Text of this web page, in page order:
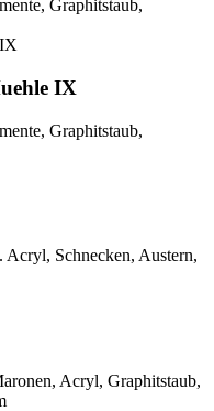
Graphitstaub,
IX
Graphitstaub,
Schnecken, Austern,
Acryl, Graphitstaub,